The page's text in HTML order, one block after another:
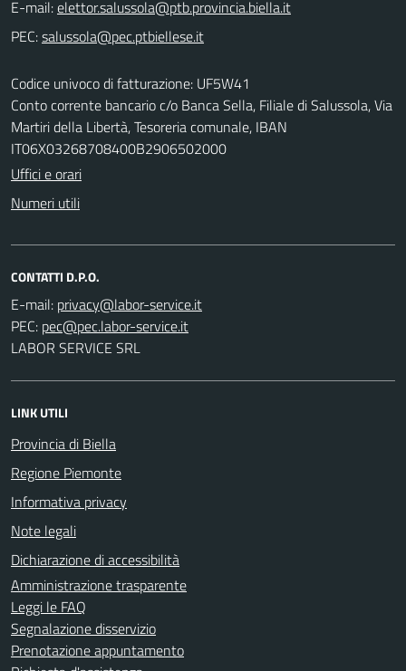
E-mail:
PEC:
Codice univoco di fatturazione: UF5W41
Conto corrente bancario c/o Banca Sella, Filiale di Salussola, Via
Martiri della Libertà, Tesoreria comunale, IBAN
IT06X03268708400B2906502000
Uffici e orari
Numeri utili
CONTATTI D.P.O.
E-mail:
PEC:
LABOR SERVICE SRL
LINK UTILI
Provincia di Biella
Regione Piemonte
Informativa privacy
Note legali
Dichiarazione di accessibilità
Amministrazione trasparente
Leggi le FAQ
Segnalazione disservizio
Prenotazione appuntamento